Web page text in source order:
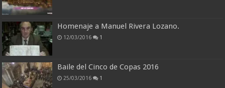
Homenaje a Manuel Rivera Lozano.
12/03/2016 1
Baile del Cinco de Copas 2016
25/03/2016 1